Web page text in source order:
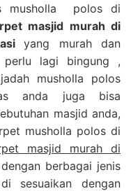
musholla polos di
masjid murah di
yang murah dan
perlu lagi bingung ,
musholla polos
anda juga bisa
masjid anda,
musholla polos di
masjid murah di
dengan berbagai jenis
sesuaikan dengan